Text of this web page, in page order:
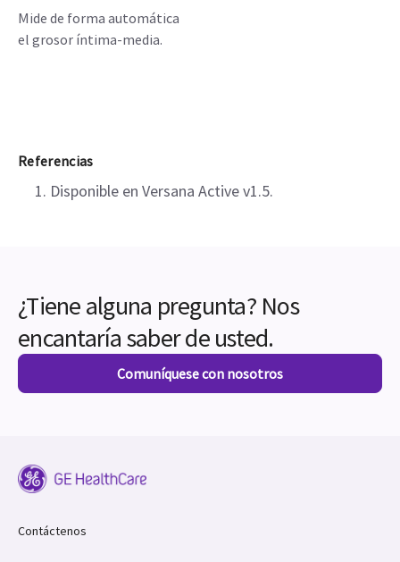
Mide de forma automática
el grosor íntima-media.
Referencias
Disponible en Versana Active v1.5.
¿Tiene alguna pregunta? Nos
encantaría saber de usted.
Comuníquese con nosotros
Contáctenos